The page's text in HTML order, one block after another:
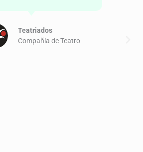
Teatriados
Compañía de Teatro